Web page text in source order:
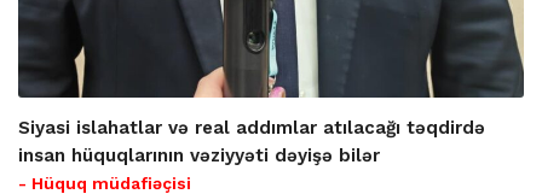
Siyasi islahatlar və real addımlar atılacağı təqdirdə
insan hüquqlarının vəziyyəti dəyişə bilər
- Hüquq müdafiəçisi